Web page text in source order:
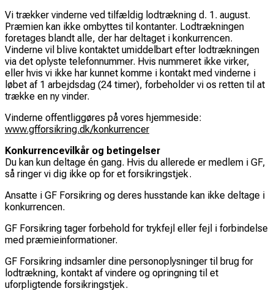
Vi trækker vinderne ved tilfældig lodtrækning d. 1. august.
Præmien kan ikke ombyttes til kontanter. Lodtrækningen
foretages blandt alle, der har deltaget i konkurrencen.
Vinderne vil blive kontaktet umiddelbart efter lodtrækningen
via det oplyste telefonnummer. Hvis nummeret ikke virker,
eller hvis vi ikke har kunnet komme i kontakt med vinderne i
løbet af 1 arbejdsdag (24 timer), forbeholder vi os retten til at
trække en ny vinder.
Vinderne offentliggøres på vores hjemmeside:
www.gfforsikring.dk/konkurrencer
Konkurrencevilkår og betingelser
Du kan kun deltage én gang. Hvis du allerede er medlem i GF,
så ringer vi dig ikke op for et forsikringstjek.
Ansatte i GF Forsikring og deres husstande kan ikke deltage i
konkurrencen.
GF Forsikring tager forbehold for trykfejl eller fejl i forbindelse
med præmieinformationer.
GF Forsikring indsamler dine personoplysninger til brug for
lodtrækning, kontakt af vindere og opringning til et
uforpligtende forsikringstjek.